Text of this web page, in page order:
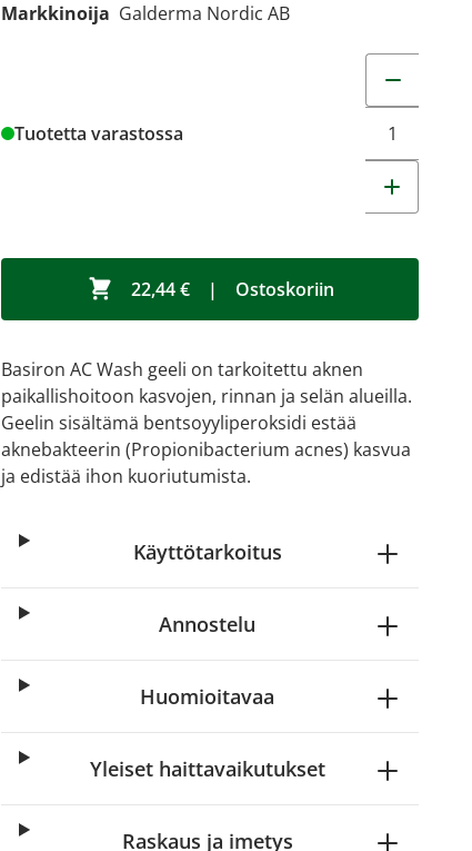
Markkinoija Galderma Nordic AB
Tuotetta varastossa
22,44 € | Ostoskoriin
Basiron AC Wash geeli on tarkoitettu aknen
paikallishoitoon kasvojen, rinnan ja selän alueilla.
Geelin sisältämä bentsoyyliperoksidi estää
aknebakteerin (Propionibacterium acnes) kasvua
ja edistää ihon kuoriutumista.
Käyttötarkoitus
Annostelu
Huomioitavaa
Yleiset haittavaikutukset
Raskaus ja imetys